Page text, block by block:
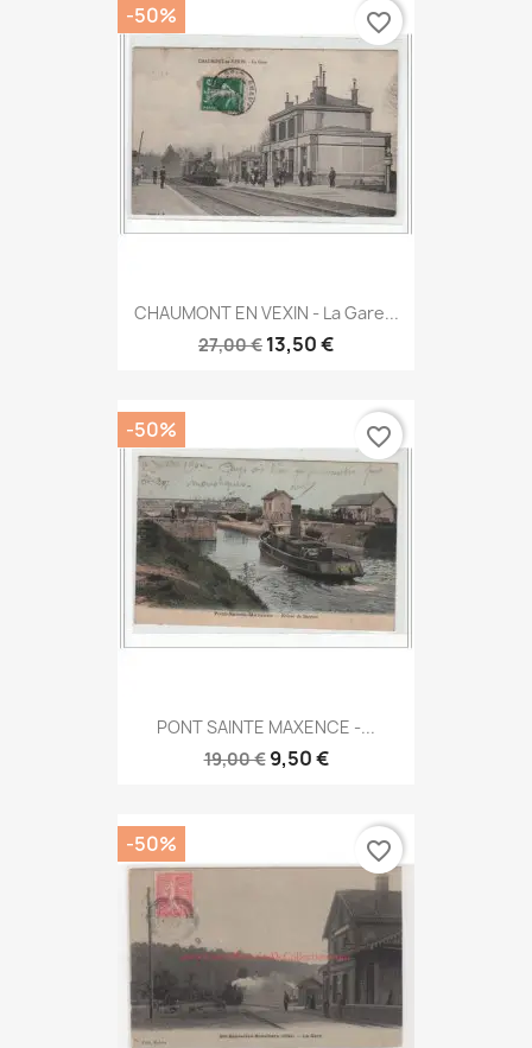
CHAUMONT EN VEXIN - La Gare...
27,00 € 13,50 €
-50% favorite_border
PONT SAINTE MAXENCE -...
19,00 € 9,50 €
-50% favorite_border
-50% favorite_border